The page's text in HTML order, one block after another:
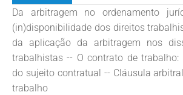
Da arbitragem no ordenamento
(in)disponibilidade dos direitos
da aplicação da arbitragem nos
trabalhistas -- O contrato de trabalho:
do sujeito contratual -- Cláusula
trabalho